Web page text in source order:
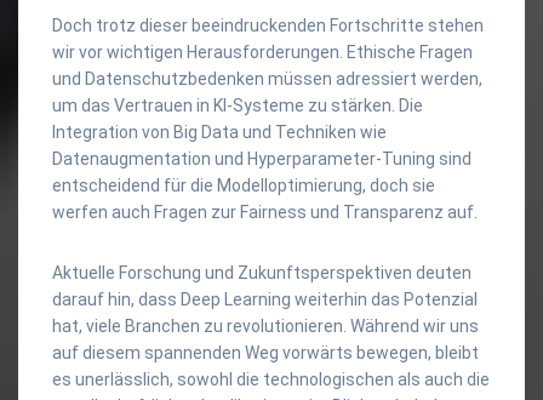
Doch trotz dieser beeindruckenden Fortschritte stehen
wir vor wichtigen Herausforderungen. Ethische Fragen
und Datenschutzbedenken müssen adressiert werden,
um das Vertrauen in KI-Systeme zu stärken. Die
Integration von Big Data und Techniken wie
Datenaugmentation und Hyperparameter-Tuning sind
entscheidend für die Modelloptimierung, doch sie
werfen auch Fragen zur Fairness und Transparenz auf.
Aktuelle Forschung und Zukunftsperspektiven deuten
darauf hin, dass Deep Learning weiterhin das Potenzial
hat, viele Branchen zu revolutionieren. Während wir uns
auf diesem spannenden Weg vorwärts bewegen, bleibt
es unerlässlich, sowohl die technologischen als auch die